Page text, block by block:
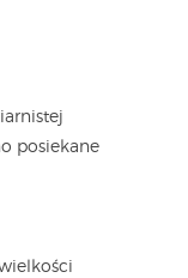
posiekane